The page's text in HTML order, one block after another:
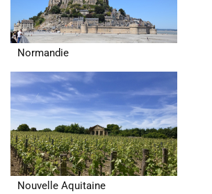
Normandie
Nouvelle Aquitaine